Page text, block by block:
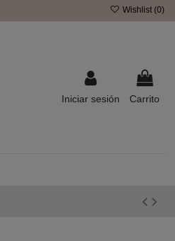
Wishlist (0)
Iniciar sesión Carrito